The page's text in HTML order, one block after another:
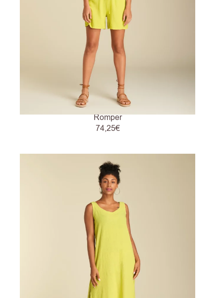
Romper
74,25€